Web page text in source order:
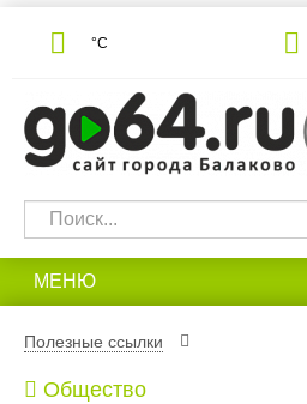
°С
МЕНЮ
Полезные ссылки
Общество